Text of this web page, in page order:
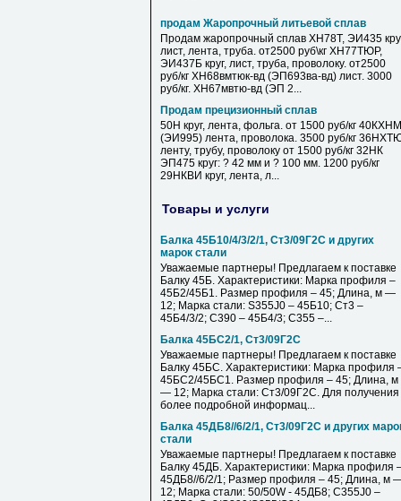
продам Жаропрочный литьевой сплав
Продам жаропрочный сплав ХН78Т, ЭИ435
лист, лента, труба. от2500 руб\кг ХН77ТЮР,
ЭИ437Б круг, лист, труба, проволоку. от2500
руб/кг ХН68вмтюк-вд (ЭП693ва-вд) лист. 3000
руб/кг. ХН67мвтю-вд (ЭП 2...
Продам прецизионный сплав
50Н круг, лента, фольга. от 1500 руб/кг 40КХНМ
(ЭИ995) лента, проволока. 3500 руб/кг
ленту, трубу, проволоку от 1500 руб/кг 32НК
ЭП475 круг: ? 42 мм и ? 100 мм. 1200 руб/кг
29НКВИ круг, лента, л...
Товары и услуги
Балка 45Б10/4/3/2/1, Ст3/09Г2С и других
марок стали
Уважаемые партнеры! Предлагаем к поставке
Балку 45Б. Характеристики: Марка профиля –
45Б2/45Б1. Размер профиля – 45; Длина, м —
12; Марка стали: S355J0 – 45Б10; Ст3 –
45Б4/3/2; С390 – 45Б4/3; С355 –...
Балка 45БС2/1, Ст3/09Г2С
Уважаемые партнеры! Предлагаем к поставке
Балку 45БС. Характеристики: Марка профиля
45БС2/45БС1. Размер профиля – 45; Длина, м
— 12; Марка стали: Ст3/09Г2С. Для получения
более подробной информац...
Балка 45ДБ8//6/2/1, Ст3/09Г2С и других
стали
Уважаемые партнеры! Предлагаем к поставке
Балку 45ДБ. Характеристики: Марка профиля
45ДБ8//6/2/1; Размер профиля – 45; Длина, м
12; Марка стали: 50/50W - 45ДБ8; С355J0 –